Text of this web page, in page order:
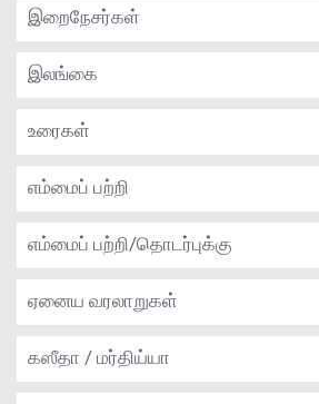
இறைநேசர்கள்
இலங்கை
உரைகள்
எம்மைப் பற்றி
எம்மைப் பற்றி/தொடர்புக்கு
ஏனைய வரலாறுகள்
கஸீதா / மர்திய்யா